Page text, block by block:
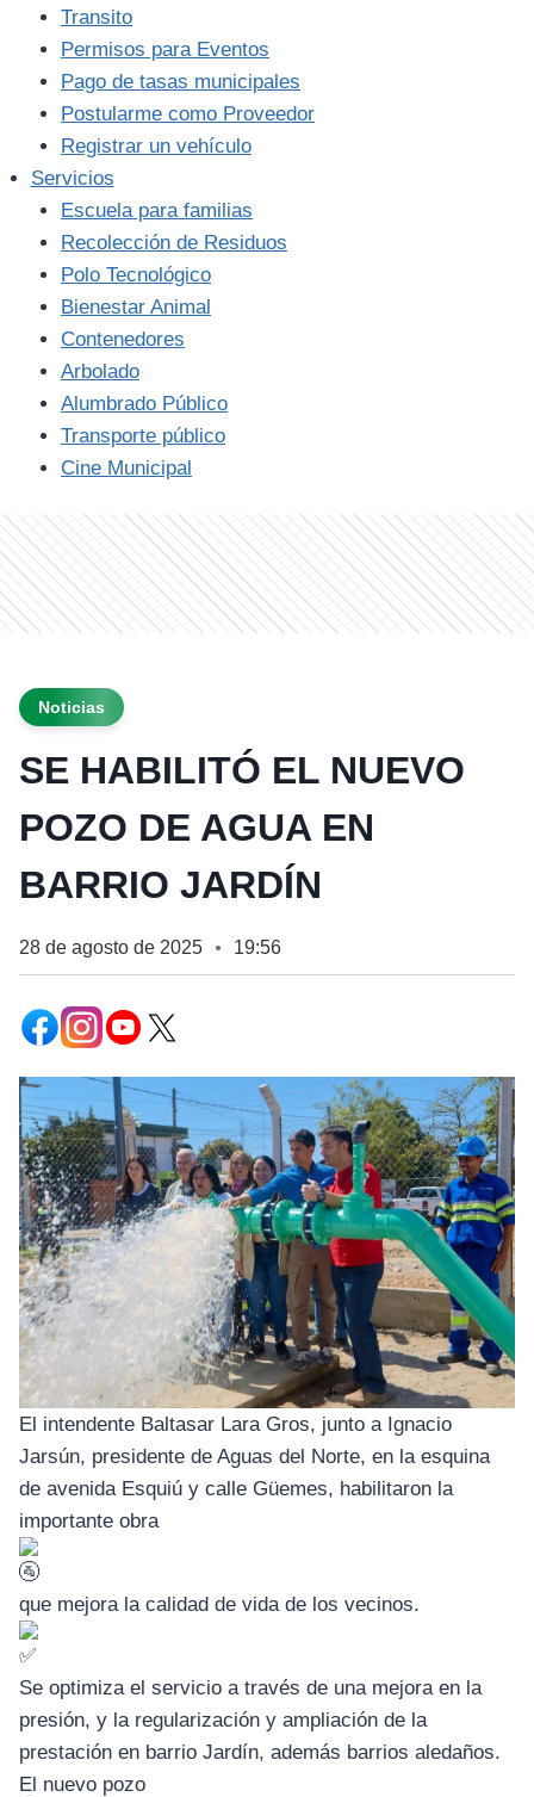
Transito
Permisos para Eventos
Pago de tasas municipales
Postularme como Proveedor
Registrar un vehículo
Servicios
Escuela para familias
Recolección de Residuos
Polo Tecnológico
Bienestar Animal
Contenedores
Arbolado
Alumbrado Público
Transporte público
Cine Municipal
Noticias
SE HABILITÓ EL NUEVO
POZO DE AGUA EN
BARRIO JARDÍN
28 de agosto de 2025 ● 19:56
El intendente Baltasar Lara Gros, junto a Ignacio
Jarsún, presidente de Aguas del Norte, en la esquina
de avenida Esquiú y calle Güemes, habilitaron la
importante obra
que mejora la calidad de vida de los vecinos.
Se optimiza el servicio a través de una mejora en la
presión, y la regularización y ampliación de la
prestación en barrio Jardín, además barrios aledaños.
El nuevo pozo